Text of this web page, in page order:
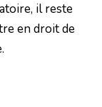
il reste
en droit de